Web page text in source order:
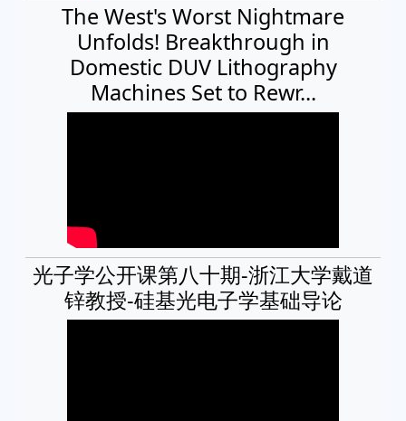
The West's Worst Nightmare
Unfolds! Breakthrough in
Domestic DUV Lithography
Machines Set to Rewr...
光子学公开课第八十期-浙江大学戴道
锌教授-硅基光电子学基础导论